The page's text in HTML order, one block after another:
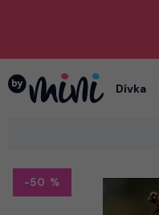
Dívka
-50